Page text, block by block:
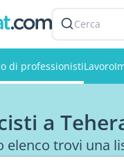
Cerca
di professionistiLavoro
a
elenco trovi una